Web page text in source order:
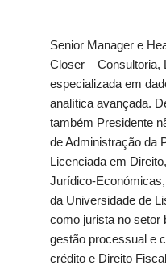
Senior Manager e
Closer – Consultoria,
especializada em
analítica avançada.
também Presidente
de Administração da
Licenciada em
Jurídico-
da Universidade de
como jurista no setor
gestão processual e
crédito e Direito